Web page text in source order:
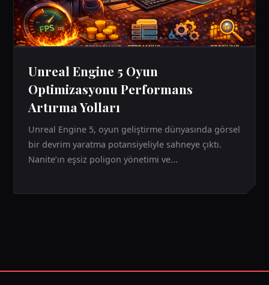
Unreal Engine 5 Oyun
Optimizasyonu Performans
Artırma Yolları
Unreal Engine 5, oyun geliştirme dünyasında görsel
bir devrim yaratma potansiyeliyle sahneye çıktı.
Nanite’ın eşsiz poligon yönetimi ve...